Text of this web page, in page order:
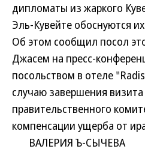
дипломаты из жаркого
Эль-Кувейте обоснуются
Об этом сообщил посол
Джасем на пресс-
посольством в отеле
случаю завершения
правительственного
компенсации ущерба от
ВАЛЕРИЯ Ъ-СЫЧЕВА